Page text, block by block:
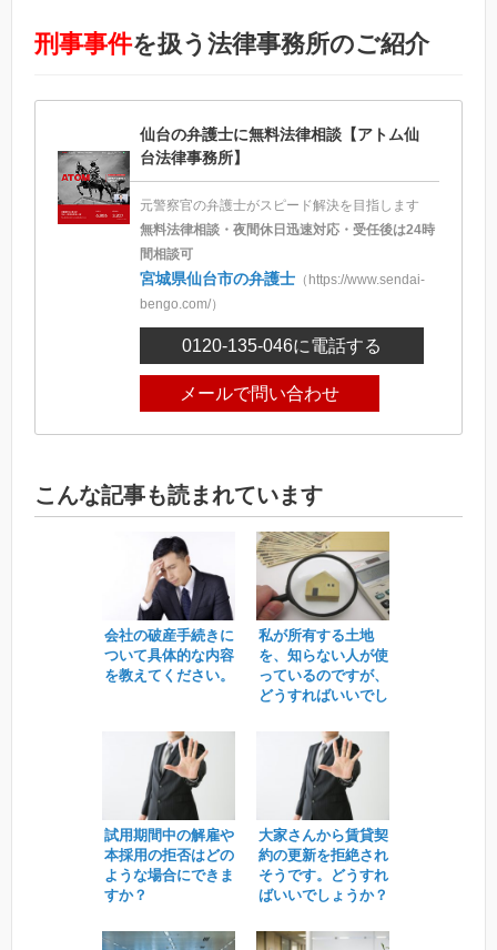
刑事事件を扱う法律事務所のご紹介
仙台の弁護士に無料法律相談【アトム仙
台法律事務所】
元警察官の弁護士がスピード解決を目指します
無料法律相談・夜間休日迅速対応・受任後は24時
間相談可
宮城県仙台市の弁護士（https://www.sendai-
bengo.com/）
0120-135-046に電話する
メールで問い合わせ
こんな記事も読まれています
会社の破産手続きに
ついて具体的な内容
を教えてください。
私が所有する土地
を、知らない人が使
っているのですが、
どうすればいいでし
試用期間中の解雇や
本採用の拒否はどの
ような場合にできま
すか？
大家さんから賃貸契
約の更新を拒絶され
そうです。どうすれ
ばいいでしょうか？